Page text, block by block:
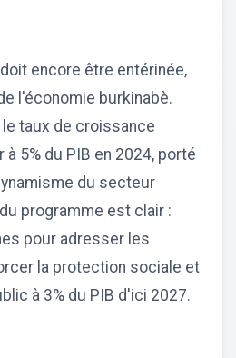
encore être entérinée,
l'économie burkinabè.
taux de croissance
5% du PIB en 2024, porté
du secteur
programme est clair :
pour adresser les
la protection sociale et
à 3% du PIB d'ici 2027.